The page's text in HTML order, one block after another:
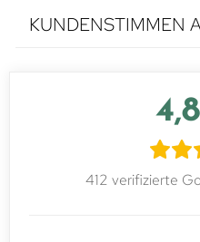
KUNDENSTIMMEN
4,8
412 verifizierte